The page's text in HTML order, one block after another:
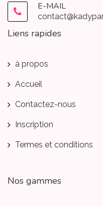
E-MAIL
Liens rapides
à propos
Accueil
Contactez-nous
Inscription
Termes et conditions
Nos gammes